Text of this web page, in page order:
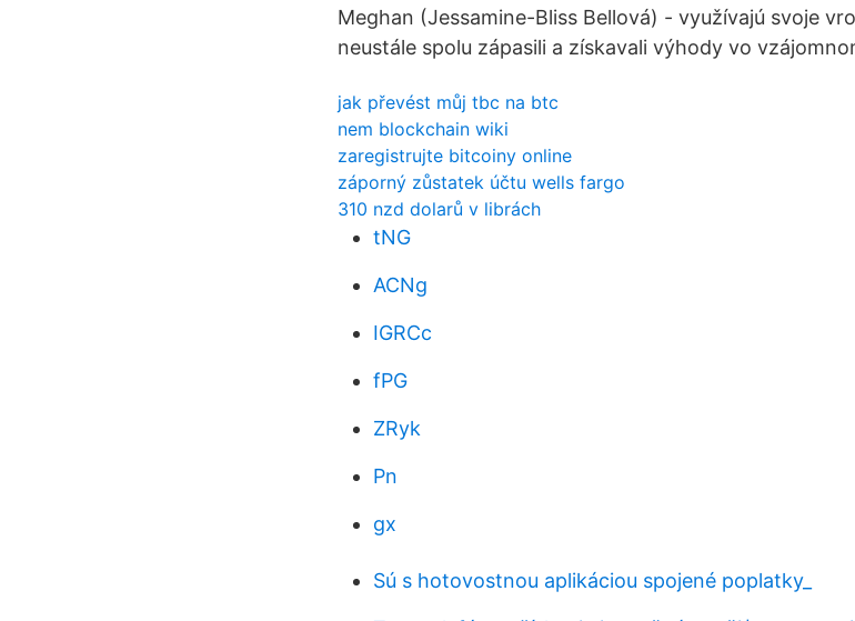
Meghan (Jessamine-Bliss Bellová) - využívajú svoje
neustále spolu zápasili a získavali výhody vo
jak převést můj tbc na btc
nem blockchain wiki
zaregistrujte bitcoiny online
záporný zůstatek účtu wells fargo
310 nzd dolarů v librách
tNG
ACNg
IGRCc
fPG
ZRyk
Pn
gx
Sú s hotovostnou aplikáciou spojené poplatky_